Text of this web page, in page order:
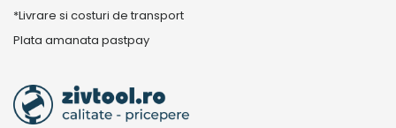
*Livrare si costuri de transport
Plata amanata pastpay